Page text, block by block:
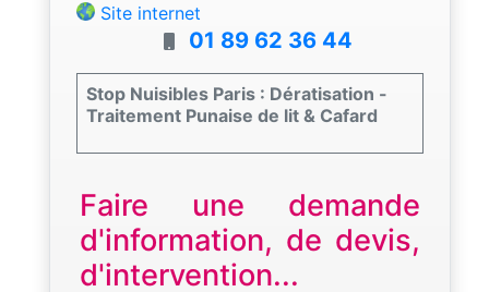
Site internet
01 89 62 36 44
Stop Nuisibles Paris : Dératisation -
Traitement Punaise de lit & Cafard
Faire une demande
d'information, de devis,
d'intervention...